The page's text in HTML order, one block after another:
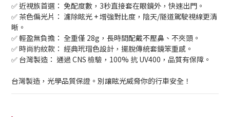
✅ 近視族首選： 免配度數，3秒直接套在眼鏡外，快速出門。
✅ 茶色偏光片： 濾除眩光 + 增強對比度，陰天/隧道駕駛視線更清
晰。
✅ 輕盈無負擔： 全重僅 28g，長時間配戴不壓鼻、不夾頭。
✅ 時尚豹紋款： 經典玳瑁色設計，擺脫傳統套鏡笨重感。
✅ 台灣製造： 通過 CNS 檢驗，100% 抗 UV400，品質有保障。
台灣製造，光學品質保證。別讓眩光威脅你的行車安全！